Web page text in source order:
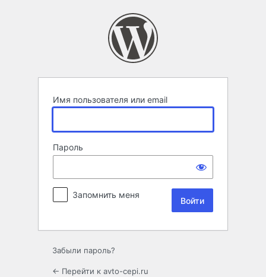
Имя пользователя или email
Пароль
Запомнить меня
Забыли пароль?
← Перейти к avto-cepi.ru